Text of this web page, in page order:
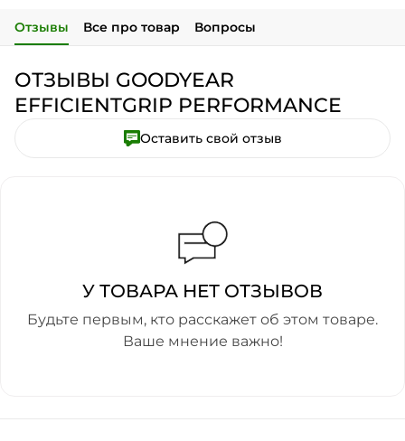
Отзывы Все про товар Вопросы
ОТЗЫВЫ GOODYEAR
EFFICIENTGRIP PERFORMANCE
Оставить свой отзыв
У ТОВАРА НЕТ ОТЗЫВОВ
Будьте первым, кто расскажет об этом товаре.
Ваше мнение важно!